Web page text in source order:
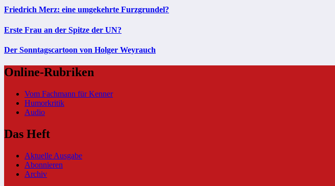
Friedrich Merz: eine umgekehrte Furzgrundel?
Erste Frau an der Spitze der UN?
Der Sonntagscartoon von Holger Weyrauch
Online-Rubriken
Vom Fachmann für Kenner
Humorkritik
Audio
Das Heft
Aktuelle Ausgabe
Abonnieren
Archiv